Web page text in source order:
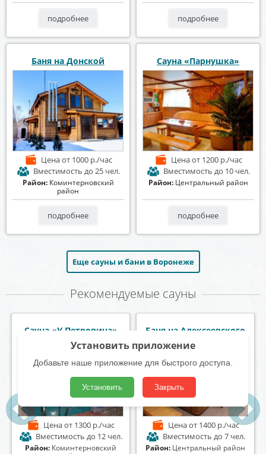
подробнее подробнее
Баня на Донской
Ценаот 1000 р./час
Вместимость до 25 чел.
Район: Коминтерновский
район
подробнее
Сауна «Парнушка»
Ценаот 1200 р./час
Вместимость до 10 чел.
Район: Центральный район
подробнее
Еще сауны и бани в Воронеже
Рекомендуемые сауны
Баня на Донской
Ценаот 1000 р./час
Вместимость до 25 чел.
Район: Коминтерновский
Сауна и баня Апельсин
Ценаот 1500 р./час
Вместимость до 20 чел.
Район:Коминтерновский
Установить приложение
Добавьте наше приложение для быстрого доступа.
Установить Закрыть